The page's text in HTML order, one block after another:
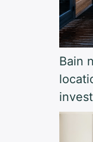
Bain